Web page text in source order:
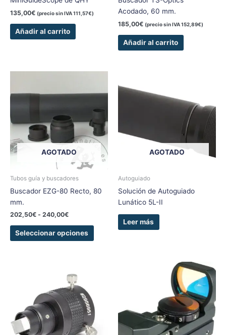
135,00€ (precio sin IVA111,57€)
Añadir al carrito
Acodado, 60 mm.
185,00€ (precio sin IVA152,89€)
Añadir al carrito
AGOTADO
Tubos guía y buscadores
Buscador EZG-80 Recto, 80
mm.
202,50€ - 240,00€
hasta
240,00€
Seleccionar opciones
producto
múltiples
variantes.
Las
opciones
pueden
en
producto
AGOTADO
Autoguiado
Solución de Autoguiado
Lunático 5L-II
Leer más